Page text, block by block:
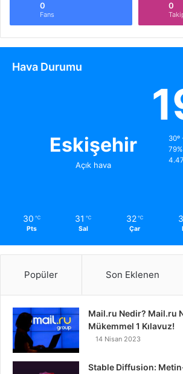
0
Fans
0
Hava Durumu
Eskişehir
Açık hava
30º
79%
30 ℃
Pts
31 ℃
Sal
32 ℃
Çar
Popüler Son Eklenen
Mail.ru Nedir? Mail.ru
Mükemmel 1 Kılavuz!
14 Nisan 2023
Stable Diffusion: